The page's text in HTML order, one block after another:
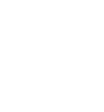
are stored on your